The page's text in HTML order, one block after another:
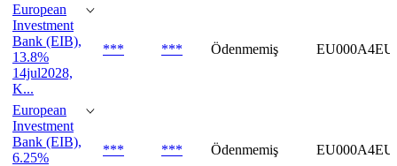
European
Investment
Bank (EIB),
13.8%
14jul2028,
K...
*** *** Ödenmemiş
European
Investment
Bank (EIB),
6.25%
*** *** Ödenmemiş